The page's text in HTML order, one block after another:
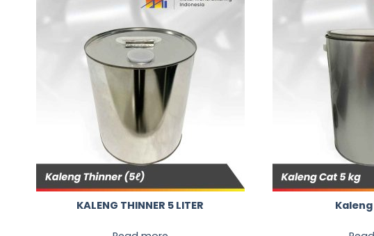
KALENG THINNER 5 LITER